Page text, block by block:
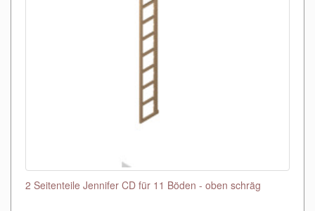
2 Seitenteile Jennifer CD für 11 Böden - oben schräg